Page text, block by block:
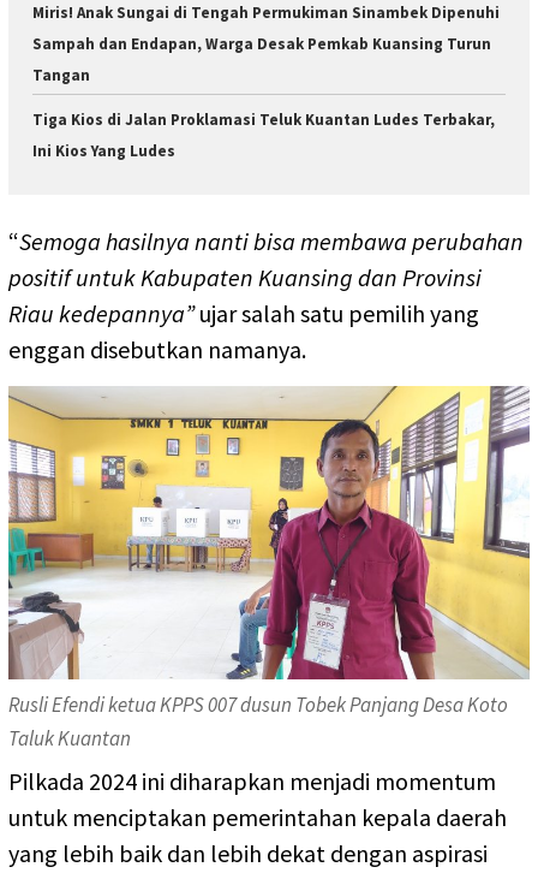
Miris! Anak Sungai di Tengah Permukiman Sinambek Dipenuhi
Sampah dan Endapan, Warga Desak Pemkab Kuansing Turun
Tangan
Tiga Kios di Jalan Proklamasi Teluk Kuantan Ludes Terbakar,
Ini Kios Yang Ludes
“Semoga hasilnya nanti bisa membawa perubahan
positif untuk Kabupaten Kuansing dan Provinsi
Riau kedepannya”ujar salah satu pemilih yang
enggan disebutkan namanya.
Rusli Efendi ketua KPPS 007 dusun Tobek Panjang Desa Koto
Taluk Kuantan
Pilkada 2024 ini diharapkan menjadi momentum
untuk menciptakan pemerintahan kepala daerah
yang lebih baik dan lebih dekat dengan aspirasi